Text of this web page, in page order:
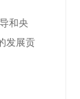
和央
发展贡